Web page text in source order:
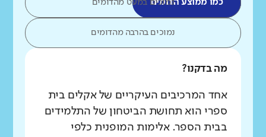
כמו ממוצע הדומיםנמוכים במעט מהדומים
נמוכים בהרבה מהדומים
מה בדקנו?
אחד המרכיבים העיקריים של אקלים בית
ספרי הוא תחושת הביטחון של התלמידים
בבית הספר. אלימות המופנית כלפי